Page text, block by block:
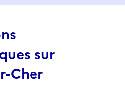
sur
Cher